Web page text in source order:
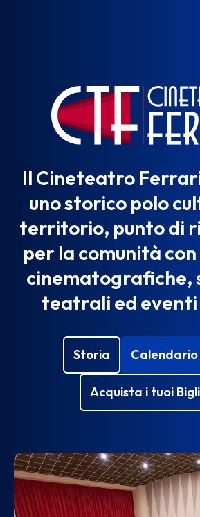
Il Cineteatro
uno storico polo
territorio, punto di
per la comunità
cinematografiche,
teatrali ed eventi
Storia Calendario
Acquista i tuoi